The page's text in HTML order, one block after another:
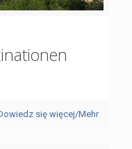
się więcej/Mehr